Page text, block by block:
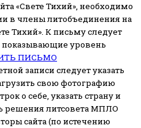
«Свете Тихий», необходимо
в члены литобъединения на
Тихий». К письму следует
показывающие уровень
ПИСЬМО
записи следует указать
свою фотографию
о себе, указать страну и
решения литсовета МПЛО
сайта (по истечению